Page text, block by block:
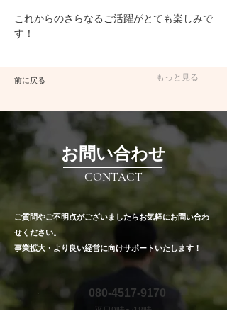
これからのさらなるご活躍がとても楽しみで
す！
前に戻る もっと見る
​お問い合わせ
CONTACT
​ご質問やご不明点がございましたらお気軽にお問い合わ
せください。​
​事業拡大・より良い経営に向けサポートいたします！
​080-4517-9170
平日9時〜18時